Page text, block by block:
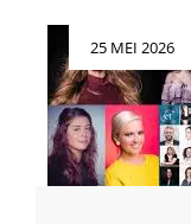
25 MEI 2026